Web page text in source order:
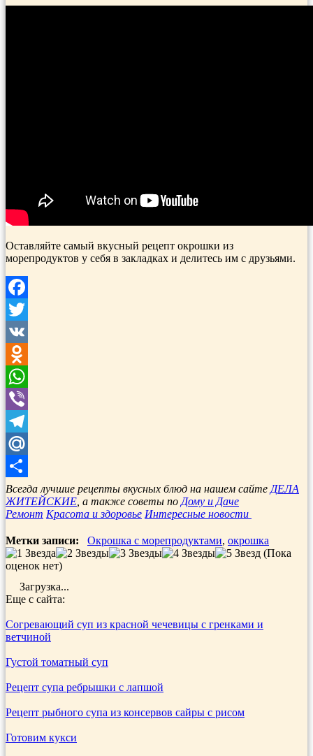
Оставляйте самый вкусный рецепт окрошки из
морепродуктов у себя в закладках и делитесь им с друзьями.
Facebook
Twitter
VK
Odnoklassniki
WhatsApp
Viber
Telegram
Mail.Ru
Отправить
Всегда лучшие рецепты вкусных блюд на нашем сайтеДЕЛА
ЖИТЕЙСКИЕ, а также советы поДому и Даче
Ремонт Красота и здоровье Интересные новости
Метки записи: Окрошка с морепродуктами, окрошка
(Пока
оценок нет)
Загрузка...
Еще с сайта:
Согревающий суп из красной чечевицы с гренками и
ветчиной
Густой томатный суп
Рецепт супа ребрышки с лапшой
Рецепт рыбного супа из консервов сайры с рисом
Готовим кукси